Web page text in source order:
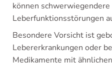
können
Leberfunktionsstörungen
Besondere Vorsicht ist
Lebererkrankungen oder
Medikamente mit